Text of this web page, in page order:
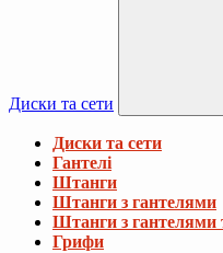
Диски та сети
Диски та сети
Гантелі
Штанги
Штанги з гантелями
Штанги з гантелями
Грифи